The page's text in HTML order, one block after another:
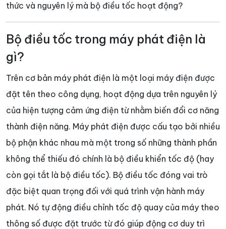
thức và nguyên lý mà bộ điều tốc hoạt động?
Bộ điều tốc trong máy phát điện là
gì?
Trên cơ bản máy phát điện là một loại máy điện được
đặt tên theo công dụng, hoạt động dựa trên nguyên lý
của hiện tượng cảm ứng điện từ nhằm biến đổi cơ năng
thành điện năng. Máy phát điện được cấu tạo bởi nhiều
bộ phận khác nhau mà một trong số những thành phần
không thể thiếu đó chính là bộ điều khiển tốc độ (hay
còn gọi tắt là bộ điều tốc). Bộ điều tốc đóng vai trò
đặc biệt quan trọng đối với quá trình vận hành máy
phát. Nó tự động điều chỉnh tốc độ quay của máy theo
thông số được đặt trước từ đó giúp động cơ duy trì